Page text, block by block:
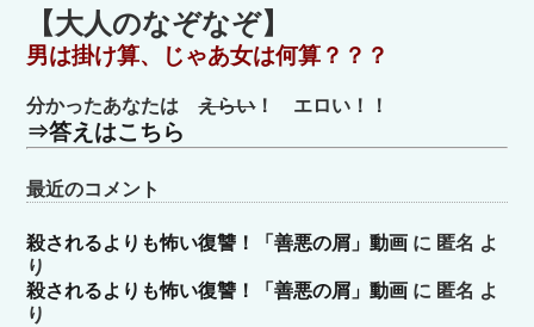
ゴ
リ
ー
【大人のなぞなぞ】
男は掛け算、じゃあ女は何算？？？
分かったあなたはえらい！ エロい！！
⇒答えはこちら
最近のコメント
殺されるよりも怖い復讐！「善悪の屑」動画 に 匿名 よ
り
殺されるよりも怖い復讐！「善悪の屑」動画 に 匿名 よ
り